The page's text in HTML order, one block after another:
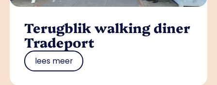
Terugblik walking diner
Tradeport
lees meer